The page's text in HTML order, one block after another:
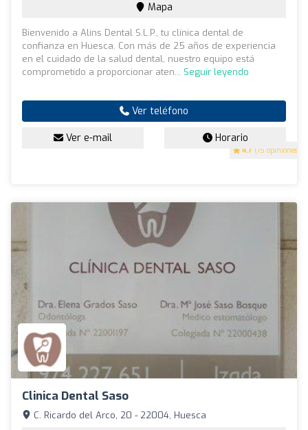
4.7 (15 opiniones)
Mapa
Bienvenido a Alins Dental S.L.P., tu clínica dental de
confianza en Huesca. Con más de 25 años de experiencia
en el cuidado de la salud dental, nuestro equipo está
comprometido a proporcionar aten... Seguir leyendo
Ver teléfono
Ver e-mail Horario
Clinica Dental Saso
C. Ricardo del Arco, 20 - 22004, Huesca